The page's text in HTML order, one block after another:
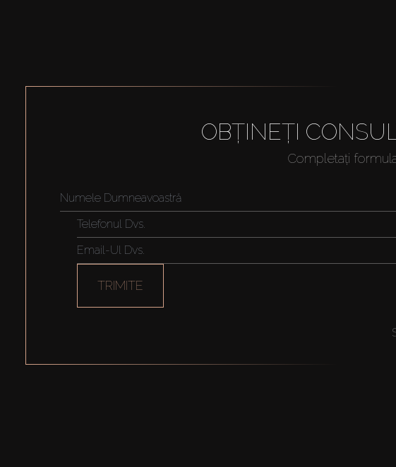
OBȚINEȚI
Completați
TRIMITE